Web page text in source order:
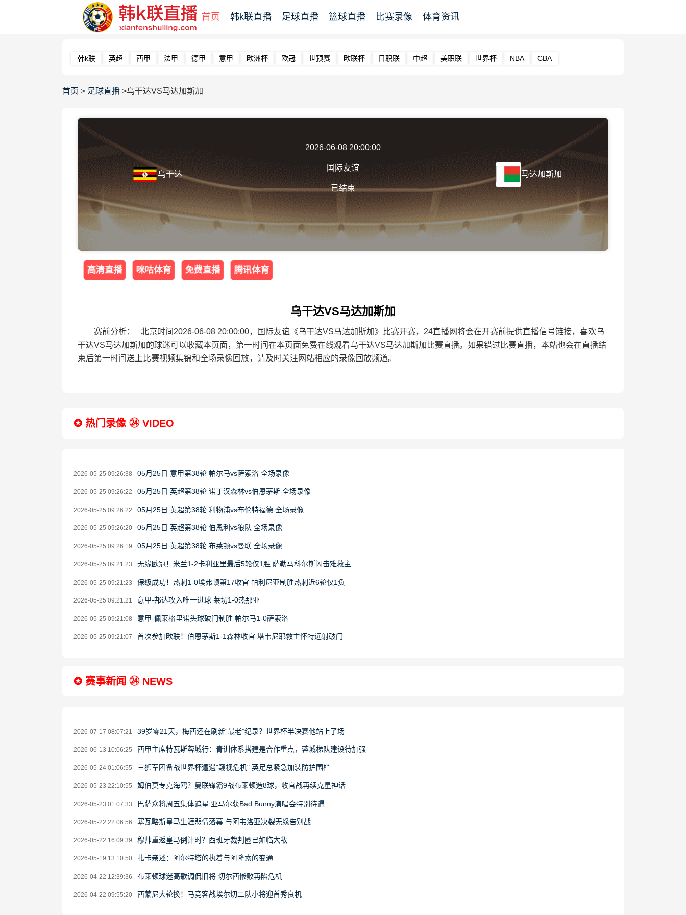
首页 韩k联直播 足球直播 篮球直播 比赛录像 体育资讯
韩k联 英超 西甲 法甲 德甲 意甲 欧洲杯 欧冠 世预赛 欧联杯 日职联 中超 美职联 世界杯 NBA CBA
首页 > 足球直播 >乌干达VS马达加斯加
乌干达
2026-06-08 20:00:00
国际友谊
已结束
马达加斯加
高清直播 咪咕体育 免费直播 腾讯体育
乌干达VS马达加斯加
赛前分析： 北京时间2026-06-08 20:00:00，国际友谊《乌干达VS马达加斯加》比赛开赛，24直播网将会在开赛前提供直播信号链接，喜欢乌
干达VS马达加斯加的球迷可以收藏本页面，第一时间在本页面免费在线观看乌干达VS马达加斯加比赛直播。如果错过比赛直播，本站也会在直播结
束后第一时间送上比赛视频集锦和全场录像回放，请及时关注网站相应的录像回放频道。
✪ 热门录像 ㉔ VIDEO
2026-05-25 09:26:38 05月25日 意甲第38轮 帕尔马vs萨索洛 全场录像
2026-05-25 09:26:22 05月25日 英超第38轮 诺丁汉森林vs伯恩茅斯 全场录像
2026-05-25 09:26:22 05月25日 英超第38轮 利物浦vs布伦特福德 全场录像
2026-05-25 09:26:20 05月25日 英超第38轮 伯恩利vs狼队 全场录像
2026-05-25 09:26:19 05月25日 英超第38轮 布莱顿vs曼联 全场录像
2026-05-25 09:21:23 无缘欧冠！米兰1-2卡利亚里最后5轮仅1胜 萨勒马科尔斯闪击难救主
2026-05-25 09:21:23 保级成功！热刺1-0埃弗顿第17收官 帕利尼亚制胜热刺近6轮仅1负
2026-05-25 09:21:21 意甲-邦达攻入唯一进球 莱切1-0热那亚
2026-05-25 09:21:08 意甲-佩莱格里诺头球破门制胜 帕尔马1-0萨索洛
2026-05-25 09:21:07 首次参加欧联！伯恩茅斯1-1森林收官 塔韦尼耶救主怀特远射破门
✪ 赛事新闻 ㉔ NEWS
2026-07-17 08:07:21 39岁零21天，梅西还在刷新“最老”纪录？世界杯半决赛他站上了场
2026-06-13 10:06:25 西甲主席特瓦斯蓉城行：青训体系搭建是合作重点，蓉城梯队建设待加强
2026-05-24 01:06:55 三狮军团备战世界杯遭遇"窥视危机" 英足总紧急加装防护围栏
2026-05-23 22:10:55 姆伯莫专克海鸥？曼联锋霸9战布莱顿造8球，收官战再续克星神话
2026-05-23 01:07:33 巴萨众将周五集体追星 亚马尔获Bad Bunny演唱会特别待遇
2026-05-22 22:06:56 塞瓦略斯皇马生涯悲情落幕 与阿韦洛亚决裂无缘告别战
2026-05-22 16:09:39 穆帅重返皇马倒计时？西班牙裁判圈已如临大敌
2026-05-19 13:10:50 扎卡亲述：阿尔特塔的执着与阿隆索的变通
2026-04-22 12:39:36 布莱顿球迷高歌调侃旧将 切尔西惨败再陷危机
2026-04-22 09:55:20 西蒙尼大轮换！马竞客战埃尔切二队小将迎首秀良机